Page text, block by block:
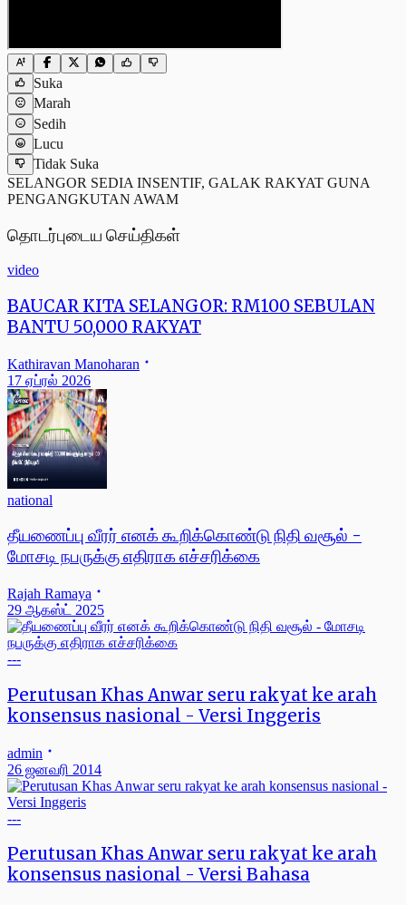
Suka
Marah
Sedih
Lucu
Tidak Suka
SELANGOR SEDIA INSENTIF, GALAK RAKYAT GUNA
PENGANGKUTAN AWAM
தொடர்புடைய செய்திகள்
video
BAUCAR KITA SELANGOR: RM100 SEBULAN
BANTU 50,000 RAKYAT
Kathiravan Manoharan
17 ஏப்ரல் 2026
national
தீயணைப்பு வீரர் எனக் கூறிக்கொண்டு நிதி வசூல் -
மோசடி நபருக்கு எதிராக எச்சரிக்கை
Rajah Ramaya
29 ஆகஸ்ட் 2025
---
Perutusan Khas Anwar seru rakyat ke arah
konsensus nasional - Versi Inggeris
admin
26 ஜனவரி 2014
---
Perutusan Khas Anwar seru rakyat ke arah
konsensus nasional - Versi Bahasa